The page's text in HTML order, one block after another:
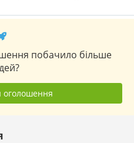
побачило більше
оголошення